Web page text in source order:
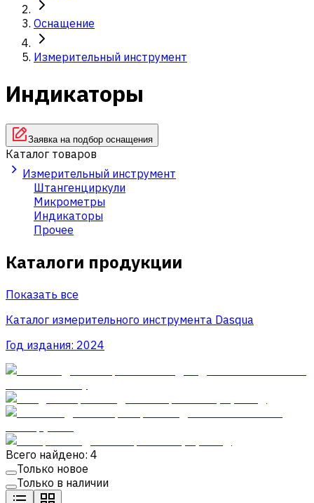
Оснащение
Измерительный инструмент
Индикаторы
Заявка на подбор оснащения
Каталог товаров
Измерительный инструмент
Штангенциркули
Микрометры
Индикаторы
Прочее
Каталоги продукции
Показать все
Каталог измерительного инструмента Dasqua
Год издания: 2024
Всего найдено: 4
Только новое
Только в наличии